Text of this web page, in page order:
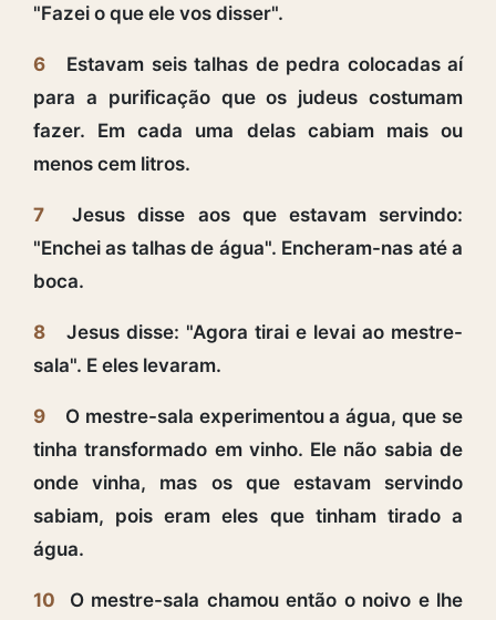
"Fazei o que ele vos disser".
6
Estavam seis talhas de pedra colocadas aí
para a purificação que os judeus costumam
fazer. Em cada uma delas cabiam mais ou
menos cem litros.
7
Jesus disse aos que estavam servindo:
"Enchei as talhas de água". Encheram-nas até a
boca.
8
Jesus disse: "Agora tirai e levai ao mestre-
sala". E eles levaram.
9
O mestre-sala experimentou a água, que se
tinha transformado em vinho. Ele não sabia de
onde vinha, mas os que estavam servindo
sabiam, pois eram eles que tinham tirado a
água.
10
O mestre-sala chamou então o noivo e lhe